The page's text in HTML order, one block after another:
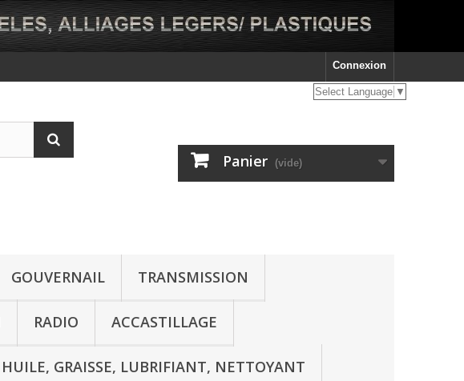
Connexion
Select Language ▼
Panier (vide)
GOUVERNAIL TRANSMISSION
RADIO ACCASTILLAGE
HUILE, GRAISSE, LUBRIFIANT, NETTOYANT